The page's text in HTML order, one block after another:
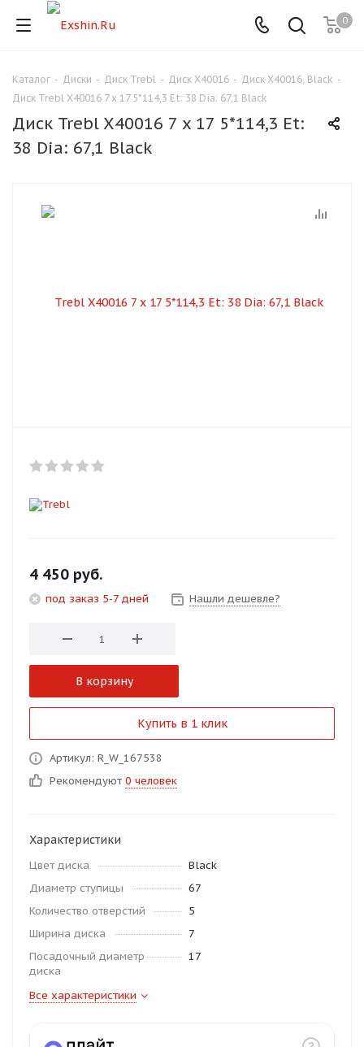
0
Каталог - Диски - Диск Trebl - Диск X40016 - Диск X40016, Black -
Диск Trebl X40016 7 x 17 5*114,3 Et: 38 Dia: 67,1 Black
Диск Trebl X40016 7 x 17 5*114,3 Et:
38 Dia: 67,1 Black
4 450 руб.
под заказ 5-7 дней Нашли дешевле?
В корзину
Купить в 1 клик
Артикул: R_W_167538
Рекомендуют 0 человек
Характеристики
Цвет диска
Black
Диаметр ступицы
67
Количество отверстий
5
Ширина диска
7
Посадочный диаметр
диска
17
Все характеристики
Для клиентов всех банков
Разбейте
оплату на части
Сегодня
Оплачивайте сегодня только
Оставшиеся
% будут
% каждые 2 недели
об оплате Плайтом
недели
plait.ru